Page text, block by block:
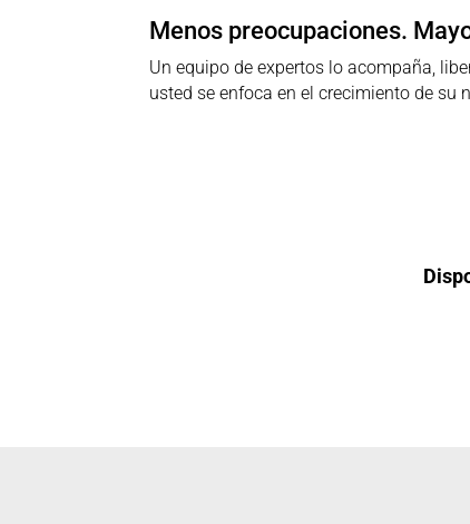
Menos preocupaciones.
Un equipo de expertos lo acompaña,
usted se enfoca en el crecimiento de su